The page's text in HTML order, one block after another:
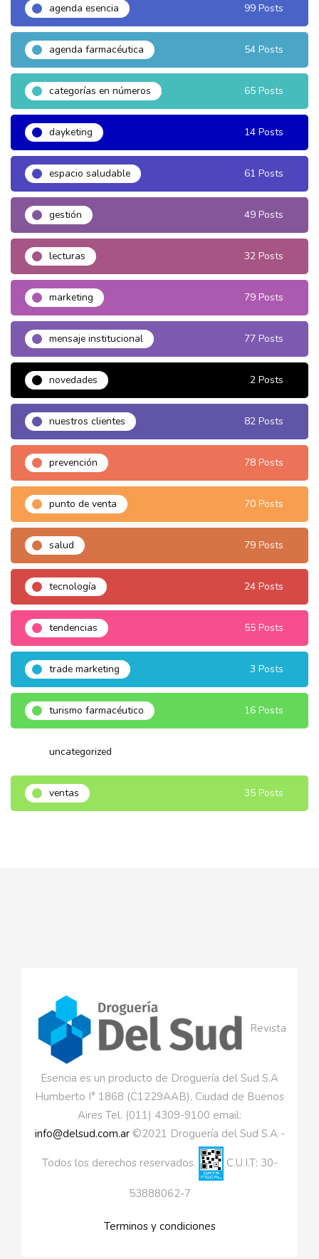
agenda esencia 99 Posts
agenda farmacéutica 54 Posts
categorías en números 65 Posts
dayketing 14 Posts
espacio saludable 61 Posts
gestión 49 Posts
lecturas 32 Posts
marketing 79 Posts
mensaje institucional 77 Posts
novedades 2 Posts
nuestros clientes 82 Posts
prevención 78 Posts
punto de venta 70 Posts
salud 79 Posts
tecnología 24 Posts
tendencias 55 Posts
trade marketing 3 Posts
turismo farmacéutico 16 Posts
uncategorized
ventas 35 Posts
Revista
Esencia es un producto de Droguería del Sud S.A
Humberto I° 1868 (C1229AAB), Ciudad de Buenos
Aires Tel. (011) 4309-9100 email:
info@delsud.com.ar©2021 Droguería del Sud S.A -
Todos los derechos reservados. C.U.I.T: 30-
53888062-7
Terminos y condiciones